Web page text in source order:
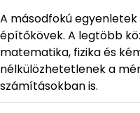
A másodfokú
építőkövek. A legtöbb
matematika, fizika és
nélkülözhetetlenek a
számításokban is.